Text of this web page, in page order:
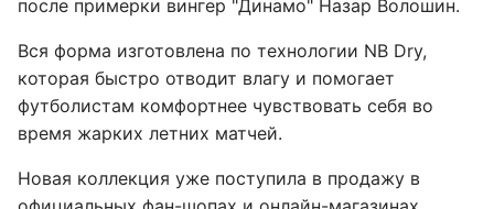
после примерки вингер "Динамо" Назар Волошин.
Вся форма изготовлена по технологии NB Dry,
которая быстро отводит влагу и помогает
футболистам комфортнее чувствовать себя во
время жарких летних матчей.
Новая коллекция уже поступила в продажу в